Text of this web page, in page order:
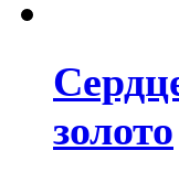
золото